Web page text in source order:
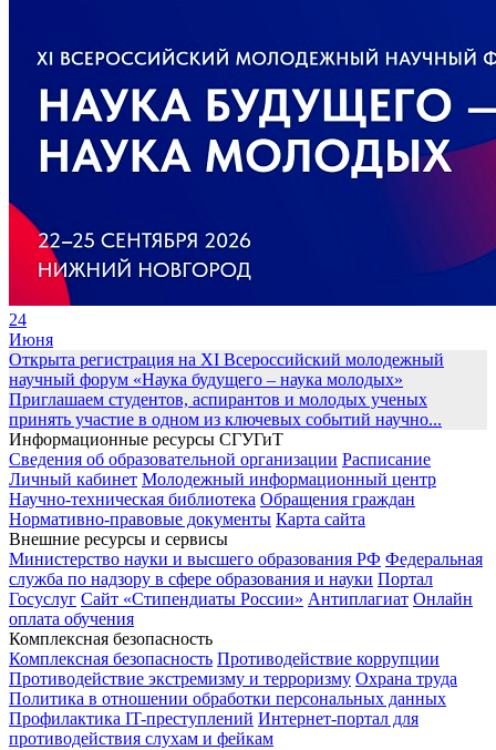
24
Июня
Открыта регистрация на XI Всероссийский молодежный
научный форум «Наука будущего – наука молодых»
Приглашаем студентов, аспирантов и молодых ученых
принять участие в одном из ключевых событий научно...
Информационные ресурсы СГУГиТ
Сведения об образовательной организации Расписание
Личный кабинет Молодежный информационный центр
Научно-техническая библиотека Обращения граждан
Нормативно-правовые документы Карта сайта
Внешние ресурсы и сервисы
Министерство науки и высшего образования РФ Федеральная
служба по надзору в сфере образования и науки Портал
Госуслуг Сайт «Стипендиаты России» Антиплагиат Онлайн
оплата обучения
Комплексная безопасность
Комплексная безопасность Противодействие коррупции
Противодействие экстремизму и терроризму Охрана труда
Политика в отношении обработки персональных данных
Профилактика IT-преступлений Интернет-портал для
противодействия слухам и фейкам